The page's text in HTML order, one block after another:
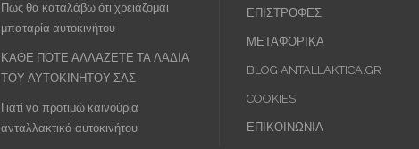
Πως θα καταλάβω ότι χρειάζομαι
μπαταρία αυτοκινήτου
ΚΑΘΕ ΠΟΤΕ ΑΛΛΑΖΕΤΕ ΤΑ ΛΑΔΙΑ
ΤΟΥ ΑΥΤΟΚΙΝΗΤΟΥ ΣΑΣ
Γιατί να προτιμώ καινούρια
ανταλλακτικά αυτοκινήτου
ΕΠΙΣΤΡΟΦΕΣ
ΜΕΤΑΦΟΡΙΚΑ
BLOG ANTALLAKTICA.GR
COOKIES
ΕΠΙΚΟΙΝΩΝΙΑ